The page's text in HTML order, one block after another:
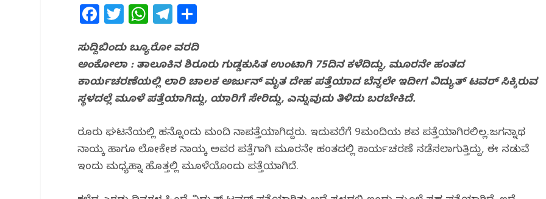
F
c
e
b
o
o
k
T
itt
e
r
W
at
s
A
p
p
T
e
g
ra
m
ar
e
ಸುದ್ದಿಬಿಂದು ಬ್ಯೂರೋ ವರದಿ
ಅಂಕೋಲಾ : ತಾಲೂಕಿನ ಶಿರೂರು ಗುಡ್ಡಕುಸಿತ ಉಂಟಾಗಿ 75ದಿನ ಕಳೆದಿದ್ದು, ಮೂರನೇ ಹಂತದ
ಕಾರ್ಯಚರಣೆಯಲ್ಲಿ ಲಾರಿ ಚಾಲಕ ಅರ್ಜುನ್ ಮೃತ ದೇಹ ಪತ್ತೆಯಾದ ಬೆನ್ನಲೇ ಇದೀಗ ವಿದ್ಯುತ್ ಟವರ್ ಸಿಕ್ಕಿರುವ
ಸ್ಥಳದಲ್ಲೆ ಮೂಳೆ ಪತ್ತೆಯಾಗಿದ್ದು, ಯಾರಿಗೆ ಸೇರಿದ್ದು, ಎನ್ನುವುದು ತಿಳಿದು ಬರಬೇಕಿದೆ.
ಶಿರೂರು ಘಟನೆಯಲ್ಲಿ ಹನ್ನೊಂದು ಮಂದಿ ನಾಪತ್ತೆಯಾಗಿದ್ದರು. ಇದುವರೆಗೆ 9ಮಂದಿಯ ಶವ ಪತ್ತೆಯಾಗಿರಲಿಲ್ಲ.ಜಗನ್ನಾಥ
ನಾಯ್ಕ ಹಾಗೂ ಲೋಕೇಶ ನಾಯ್ಕ ಅವರ ಪತ್ತೆಗಾಗಿ ಮೂರನೇ ಹಂತದಲ್ಲಿ ಕಾರ್ಯಚರಣೆ ನಡೆಸಲಾಗುತ್ತಿದ್ದು, ಈ ನಡುವೆ
ಇಂದು ಮಧ್ಯಹ್ನಾ ಹೊತ್ತಲ್ಲಿ ಮೂಳೆಯೊಂದು ಪತ್ತೆಯಾಗಿದೆ.